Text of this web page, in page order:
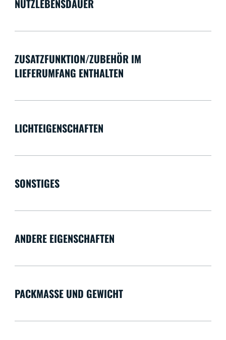
NUTZLEBENSDAUER
ZUSATZFUNKTION/ZUBEHÖR IM
LIEFERUMFANG ENTHALTEN
LICHTEIGENSCHAFTEN
SONSTIGES
ANDERE EIGENSCHAFTEN
PACKMASSE UND GEWICHT